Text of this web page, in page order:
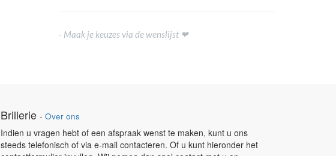
- Maak je keuzes via de wenslijst ❤
Brillerie - Over ons
Indien u vragen hebt of een afspraak wenst te maken, kunt u ons
steeds telefonisch of via e-mail contacteren. Of u kunt hieronder het